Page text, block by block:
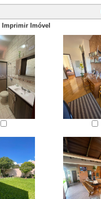
Imprimir Imóvel